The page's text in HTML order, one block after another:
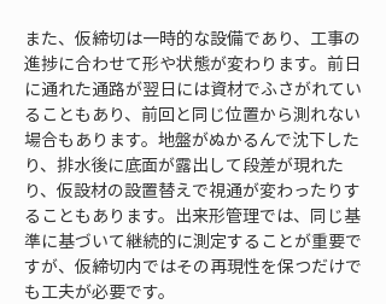
また、仮締切は一時的な設備であり、工事の
進捗に合わせて形や状態が変わります。前日
に通れた通路が翌日には資材でふさがれてい
ることもあり、前回と同じ位置から測れない
場合もあります。地盤がぬかるんで沈下した
り、排水後に底面が露出して段差が現れた
り、仮設材の設置替えで視通が変わったりす
ることもあります。出来形管理では、同じ基
準に基づいて継続的に測定することが重要で
すが、仮締切内ではその再現性を保つだけで
も工夫が必要です。